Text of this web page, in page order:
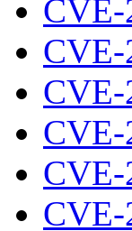
CVE-
CVE-
CVE-
CVE-
CVE-
CVE-